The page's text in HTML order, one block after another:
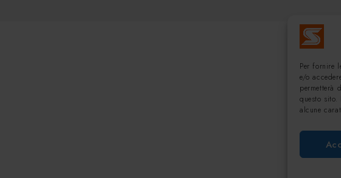
Per fornire
e/o
permetterà
questo
alcune